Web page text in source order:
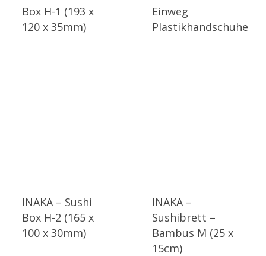
Box H-1 (193 x
120 x 35mm)
Einweg
Plastikhandschuhe
INAKA – Sushi
Box H-2 (165 x
100 x 30mm)
INAKA –
Sushibrett –
Bambus M (25 x
15cm)